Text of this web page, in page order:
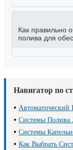
Как правильно
полива для
Навигатор по
•
• Системы Полива
• Системы
• Как Выбрать